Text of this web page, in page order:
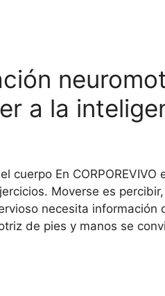
a la
cuerpo En
Moverse es
necesita
de pies y manos se